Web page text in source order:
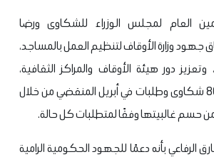
العام لمجلس الوزراء للشكاوى ورضا
جهود وزارة الأوقاف لتنظيم العمل بالمساجد،
وتعزيز دور هيئة الأوقاف والمراكز الثقافية،
تعاملت الوزارة مع 806 شكاوى وطلبات في أبريل المنقضي من خلال
حسم غالبيتها وفقًا لمتطلبات كل حالة.
الرفاعي بأنه دعمًا للجهود الحكومية الرامية